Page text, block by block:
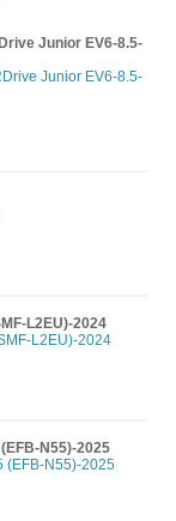
Junior EV6-8.5-
L2EU)-2024
N55)-2025